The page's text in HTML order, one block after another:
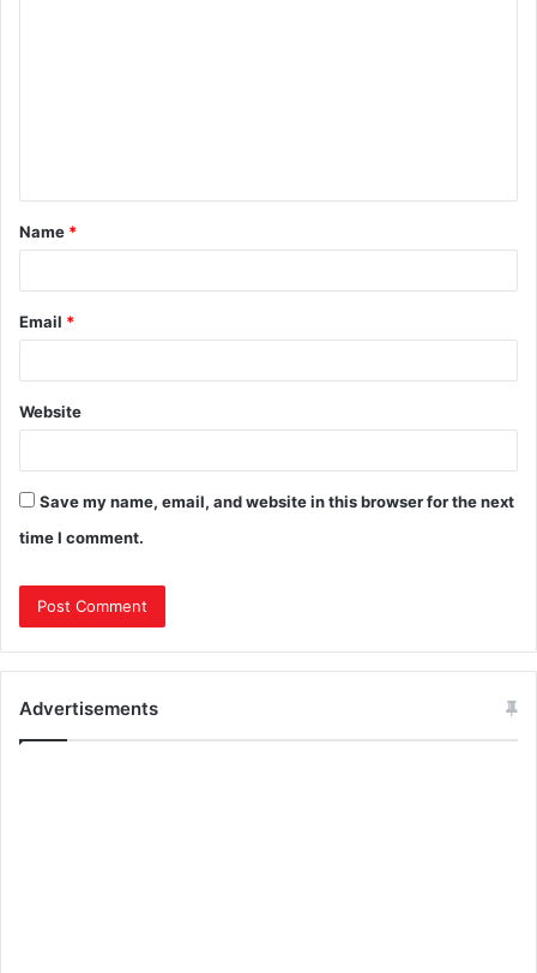
Name *
Email *
Website
Save my name, email, and website in this browser for the next
time I comment.
Advertisements